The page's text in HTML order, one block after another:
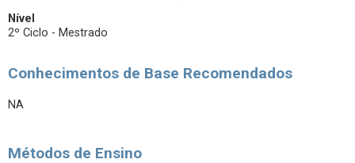
Nível
2º Ciclo - Mestrado
Conhecimentos de Base Recomendados
NA
Métodos de Ensino